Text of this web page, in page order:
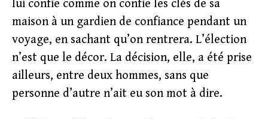
lui confie comme on confie les clés de sa
maison à un gardien de confiance pendant un
voyage, en sachant qu’on rentrera. L’élection
n’est que le décor. La décision, elle, a été prise
ailleurs, entre deux hommes, sans que
personne d’autre n’ait eu son mot à dire.